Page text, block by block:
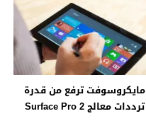
مايكروسوفت ترفع من قدرة
ترددات معالج Surface Pro 2